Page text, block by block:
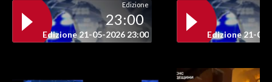
SPIAGGE
STORE
Edizione
23:00
Edizione 21-05-2026 23:00 Edizione 21-05-